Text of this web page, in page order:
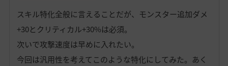
スキル特化全般に言えることだが、モンスター追加ダメ
+30とクリティカル+30%は必須。
次いで攻撃速度は早めに入れたい。
今回は汎用性を考えてこのような特化にしてみた。あく